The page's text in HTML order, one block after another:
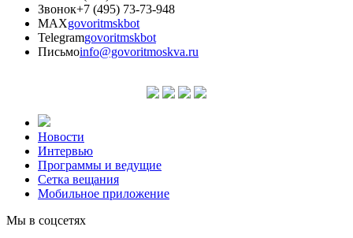
Звонок+7 (495) 73-73-948
MAXgovoritmskbot
Telegramgovoritmskbot
Письмоinfo@govoritmoskva.ru
Новости
Интервью
Программы и ведущие
Сетка вещания
Мобильное приложение
Мы в соцсетях